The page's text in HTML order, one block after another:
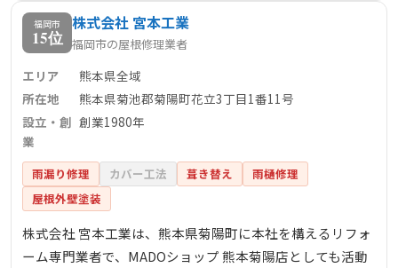
福岡市
15位
株式会社 宮本工業
福岡市の屋根修理業者
エリア
熊本県全域
所在地
熊本県菊池郡菊陽町花立3丁目1番11号
設立・創
業
創業1980年
雨漏り修理 カバー工法 葺き替え
雨樋修理
屋根外壁塗装
株式会社 宮本工業は、熊本県菊陽町に本社を構えるリフォ
ーム専門業者で、MADOショップ 熊本菊陽店としても活動